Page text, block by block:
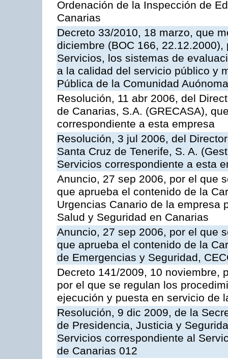
Ordenación de la Inspección de
Canarias
Decreto 33/2010, 18 marzo, que
diciembre (BOC 166,
Servicios, los sistemas de
a la calidad del servicio público y
Pública de la Comunidad
Resolución, 11 abr 2006, del
de Canarias, S.A. (GRECASA),
correspondiente a esta empresa
Resolución, 3 jul 2006, del
Santa Cruz de Tenerife, S. A.
Servicios correspondiente a esta
Anuncio, 27 sep 2006, por el que
que aprueba el contenido de la
Urgencias Canario de la empresa
Salud y Seguridad en Canarias
Anuncio, 27 sep 2006, por el que
que aprueba el contenido de la
de Emergencias y Seguridad,
Decreto 141/2009, 10 noviembre,
por el que se regulan los
ejecución y puesta en servicio de
Resolución, 9 dic 2009, de la
de Presidencia, Justicia y
Servicios correspondiente al
de Canarias 012